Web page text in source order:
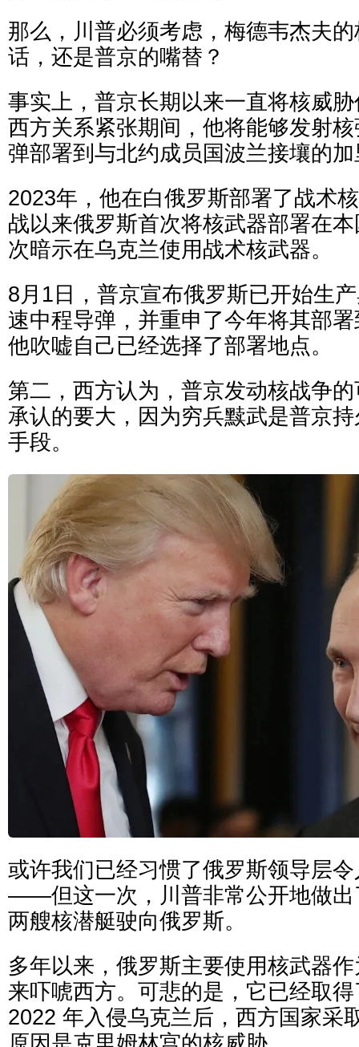
那么，川普必须考虑，梅德韦杰夫
话，还是普京的嘴替？
事实上，普京长期以来一直将核威
西方关系紧张期间，他将能够发射
弹部署到与北约成员国波兰接壤的
2023年，他在白俄罗斯部署了战术
战以来俄罗斯首次将核武器部署在
次暗示在乌克兰使用战术核武器。
8月1日，普京宣布俄罗斯已开始生
速中程导弹，并重申了今年将其部
他吹嘘自己已经选择了部署地点。
第二，西方认为，普京发动核战争
承认的要大，因为穷兵黩武是普京
手段。
或许我们已经习惯了俄罗斯领导层
——但这一次，川普非常公开地做出
两艘核潜艇驶向俄罗斯。
多年以来，俄罗斯主要使用核武器
来吓唬西方。可悲的是，它已经取
2022 年入侵乌克兰后，西方国家采